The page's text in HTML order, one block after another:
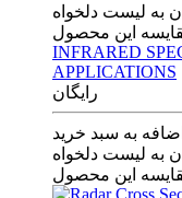
به لیست دلخواه
این محصول
INFRARED
APPLICATIONS
رایگان
اضافه به سبد خرید
به لیست دلخواه
این محصول